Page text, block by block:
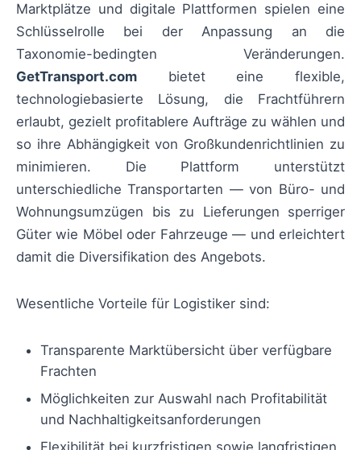
Marktplätze und digitale Plattformen spielen eine
Schlüsselrolle bei der Anpassung an die
Taxonomie-bedingten Veränderungen.
GetTransport.com bietet eine flexible,
technologiebasierte Lösung, die Frachtführern
erlaubt, gezielt profitablere Aufträge zu wählen und
so ihre Abhängigkeit von Großkundenrichtlinien zu
minimieren. Die Plattform unterstützt
unterschiedliche Transportarten — von Büro- und
Wohnungsumzügen bis zu Lieferungen sperriger
Güter wie Möbel oder Fahrzeuge — und erleichtert
damit die Diversifikation des Angebots.
Wesentliche Vorteile für Logistiker sind:
Transparente Marktübersicht über verfügbare
Frachten
Möglichkeiten zur Auswahl nach Profitabilität
und Nachhaltigkeitsanforderungen
Flexibilität bei kurzfristigen sowie langfristigen